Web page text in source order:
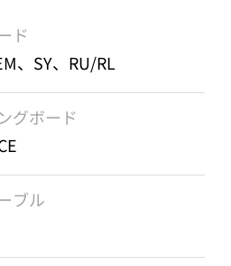
ド
、SY、RU/RL
グボード
ブル